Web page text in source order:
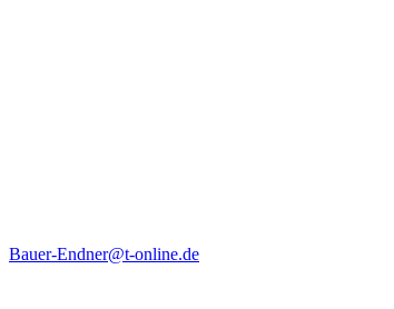
Bauer-Endner@t-online.de